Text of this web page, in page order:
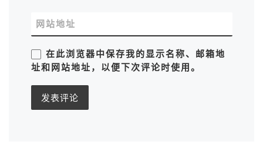
网站地址
在此浏览器中保存我的显示名称、邮箱地
址和网站地址，以便下次评论时使用。